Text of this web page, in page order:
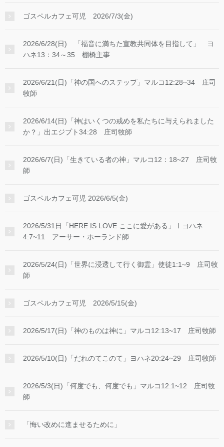
ゴスペルカフェ可児 2026/7/3(金)
2026/6/28(日) 「福音に満ちた宣教共同体を目指して」 ヨ
ハネ13：34～35 棚橋主事
2026/6/21(日)「神の国へのステップ」マルコ12:28~34 庄司
牧師
2026/6/14(日)「神はいくつの戒めを私たちに与えられました
か？」出エジプト34:28 庄司牧師
2026/6/7(日)「生きている者の神」マルコ12：18~27 庄司牧
師
ゴスペルカフェ可児 2026/6/5(金)
2026/5/31日「HERE IS LOVE ここに愛がある」Ⅰヨハネ
4:7~11 アーサー・ホーランド師
2026/5/24(日)「世界に浸透して行く御霊」使徒1:1~9 庄司牧
師
ゴスペルカフェ可児 2026/5/15(金)
2026/5/17(日)「神のものは神に」マルコ12:13~17 庄司牧師
2026/5/10(日)「だれのてこのて」ヨハネ20:24~29 庄司牧師
2026/5/3(日)「何度でも、何度でも」マルコ12:1~12 庄司牧
師
「悔い改めに進ませるために」